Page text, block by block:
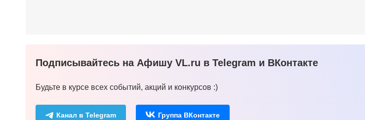
Подписывайтесь на Афишу VL.ru в Telegram и ВКонтакте
Будьте в курсе всех событий, акций и конкурсов :)
Канал в Telegram Группа ВКонтакте